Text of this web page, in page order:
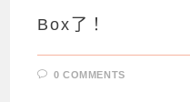
Box了！
0 COMMENTS